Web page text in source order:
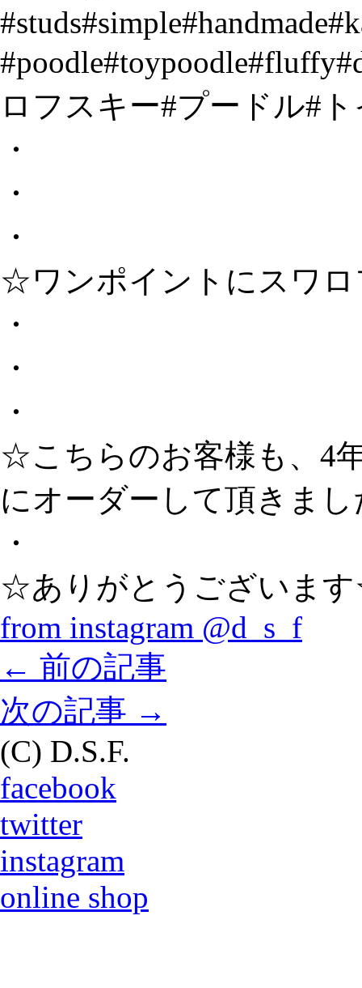
ロフスキー#プードル#
・
・
・
☆ワンポイントにスワ
・
・
・
☆こちらのお客様も、4
にオーダーして頂きま
・
☆ありがとうございま
from instagram @d_s_f
← 前の記事
次の記事 →
(C) D.S.F.
facebook
twitter
instagram
online shop